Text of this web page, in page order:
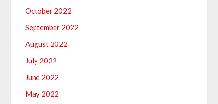
October 2022
September 2022
August 2022
July 2022
June 2022
May 2022